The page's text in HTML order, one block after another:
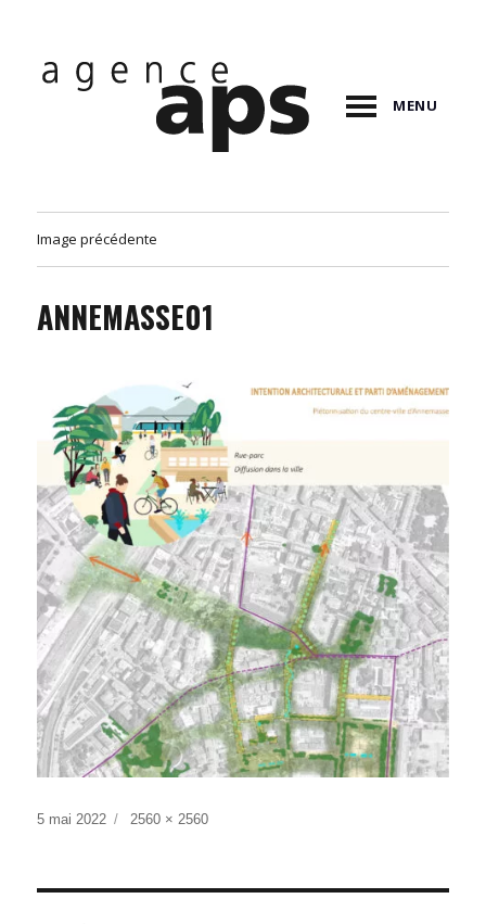
MENU
Image précédente
ANNEMASSE01
Publié
5 mai 2022
Taille
2560 × 2560